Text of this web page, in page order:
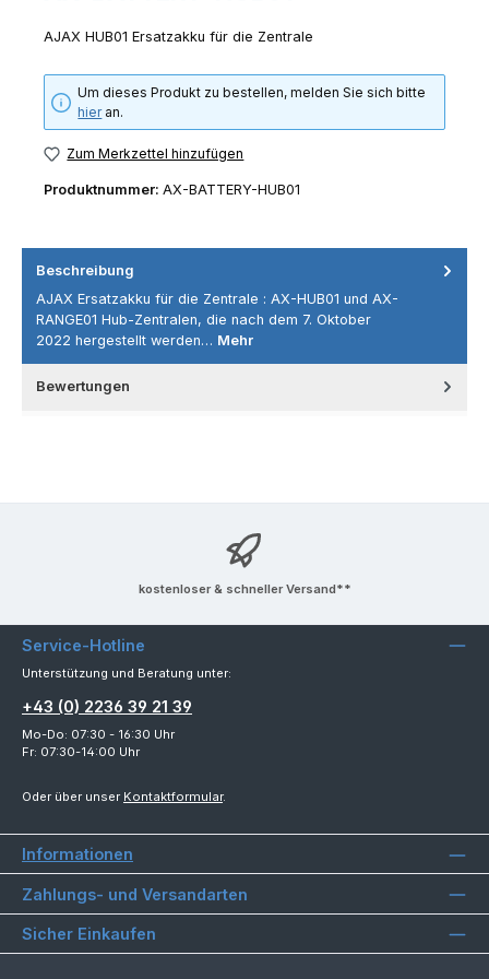
AJAX HUB01 Ersatzakku für die Zentrale
Um dieses Produkt zu bestellen, melden Sie sich bitte
hieran.
Zum Merkzettel hinzufügen
Produktnummer: AX-BATTERY-HUB01
Beschreibung
AJAX Ersatzakku für die Zentrale : AX-HUB01 und AX-
RANGE01 Hub-Zentralen, die nach dem 7. Oktober
2022 hergestellt werden… Mehr
Bewertungen
kostenloser & schneller Versand**
Service-Hotline
Unterstützung und Beratung unter:
+43 (0) 2236 39 21 39
Mo-Do: 07:30 - 16:30 Uhr
Fr: 07:30-14:00 Uhr
Oder über unser Kontaktformular.
Informationen
Zahlungs- und Versandarten
Sicher Einkaufen